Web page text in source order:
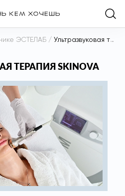
ЭСТЕЛАБ / Ультразвуковая терапия Skinova
ТЕРАПИЯ SKINOVA